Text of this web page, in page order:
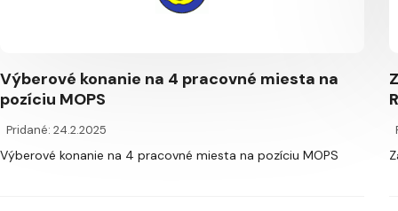
Výberové konanie na 4 pracovné miesta na
pozíciu MOPS
Pridané: 24.2.2025
Výberové konanie na 4 pracovné miesta na pozíciu MOPS